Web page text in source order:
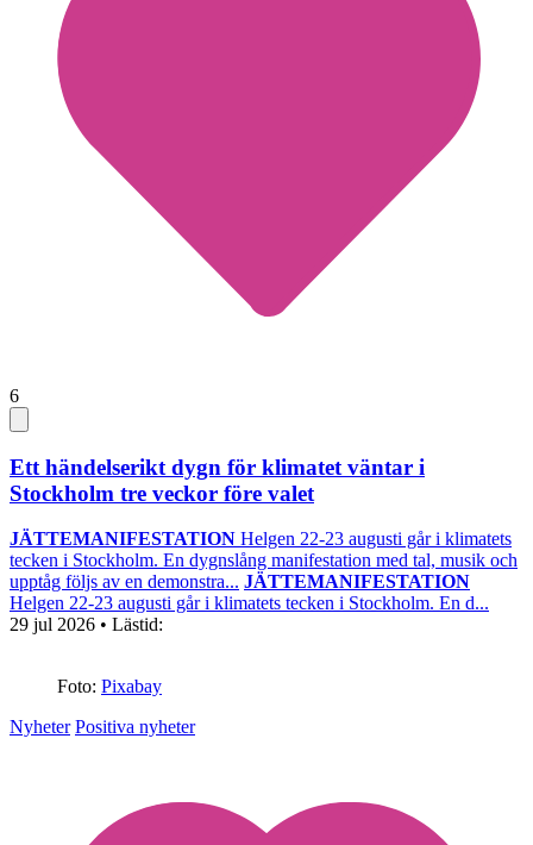
6
Ett händelserikt dygn för klimatet väntar i
Stockholm tre veckor före valet
JÄTTEMANIFESTATION Helgen 22-23 augusti går i klimatets
tecken i Stockholm. En dygnslång manifestation med tal, musik och
upptåg följs av en demonstra... JÄTTEMANIFESTATION
Helgen 22-23 augusti går i klimatets tecken i Stockholm. En d...
29 jul 2026 • Lästid:
Foto: Pixabay
Nyheter Positiva nyheter